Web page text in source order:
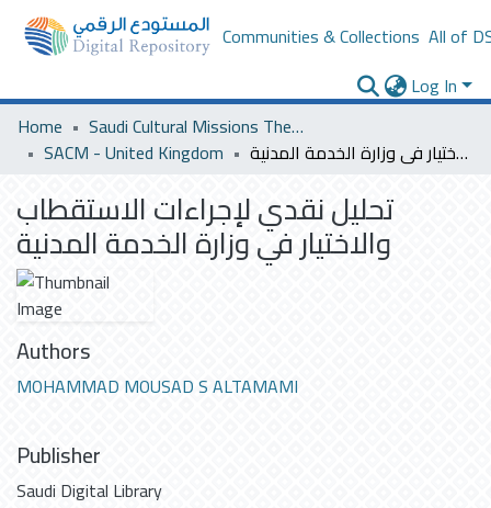
Communities & Collections All of
Log In
Home
Saudi Cultural Missions Theses & Dissertations
SACM - United Kingdom
تحليل نقدي لإجراءات الاستقطاب والاختيار في وزارة الخدمة المدنية
تحليل نقدي لإجراءات الاستقطاب
والاختيار في وزارة الخدمة المدنية
Authors
MOHAMMAD MOUSAD S ALTAMAMI
Publisher
Saudi Digital Library